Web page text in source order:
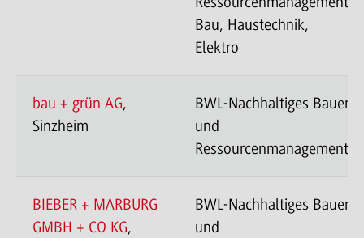
Bau, Haustechnik,
Elektro
bau + grün AG,
Sinzheim
BWL-Nachhaltiges Bauen
und
Ressourcenmanagement
BIEBER + MARBURG
GMBH + CO KG,
BWL-Nachhaltiges Bauen
und